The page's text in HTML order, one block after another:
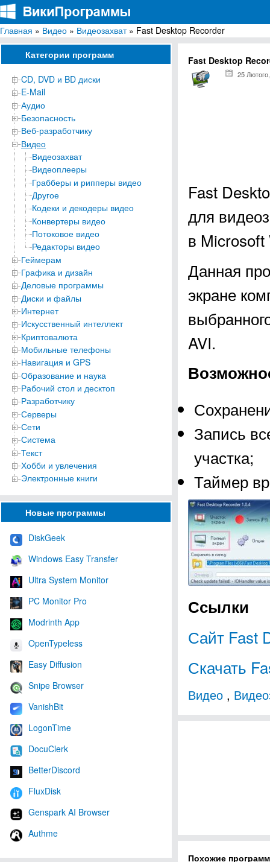
ВикиПрограммы
Энциклопедия бесплатных компьютерных программ для Windows
Главная » Видео » Видеозахват» Fast Desktop Recorder
Категории программ
CD, DVD и BD диски
E-Mail
Аудио
Безопасность
Веб-разработчику
Видео
Видеозахват
Видеоплееры
Грабберы и рипперы видео
Другое
Кодеки и декодеры видео
Конвертеры видео
Потоковое видео
Редакторы видео
Геймерам
Графика и дизайн
Деловые программы
Диски и файлы
Интернет
Искусственный интеллект
Криптовалюта
Мобильные телефоны
Навигация и GPS
Образование и наука
Рабочий стол и десктоп
Разработчику
Серверы
Сети
Система
Текст
Хобби и увлечения
Электронные книги
Новые программы
DiskGeek
Windows Easy Transfer
Ultra System Monitor
PC Monitor Pro
Modrinth App
OpenTypeless
Easy Diffusion
Snipe Browser
VanishBit
LogonTime
DocuClerk
BetterDiscord
FluxDisk
Genspark AI Browser
Authme
Fast Desktop
25
Fast
для
в Microsoft
Данная
экране
AVI.
Запись
участка;
Таймер
Ссылки
Сайт Fast
Скачать
Видео ,
Похожие